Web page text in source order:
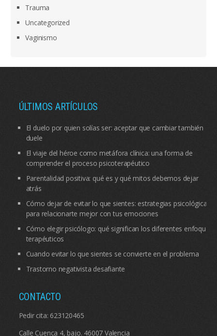
Trauma
Uncategorized
Vaginismo
ÚLTIMOS ARTÍCULOS
El duelo por quien solías ser: aceptar que cambiar también
duele
El viaje del héroe como metáfora clínica: una forma de
comprender el proceso psicoterapéutico
Parentalidad positiva: qué es y qué mitos debemos dejar
atrás
Cómo dejar de evitar lo que sientes: estrategias psicológicas
para relacionarte mejor con tus emociones
Cómo elegir psicólogo: qué significan los diferentes enfoques
terapéuticos
Cuando evitar lo que sientes se convierte en el problema
Trastorno negativista desafiante
CONTACTO
Pedir cita: 623120465
Calle Cuenca 4, bajo. 46007 Valencia